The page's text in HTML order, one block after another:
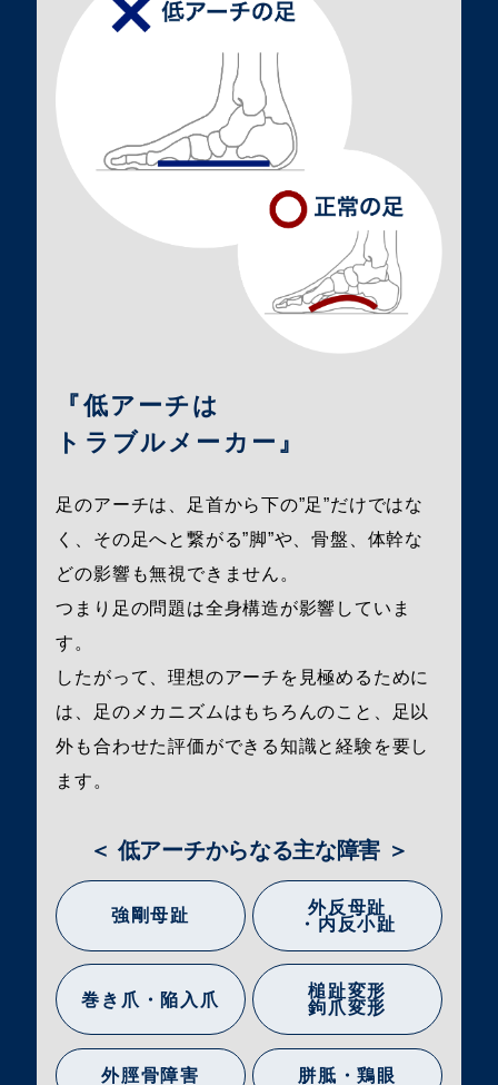
『低アーチは
トラブルメーカー』
足のアーチは、足首から下の”足”だけではな
く、その足へと繋がる”脚”や、骨盤、体幹な
どの影響も無視できません。
つまり足の問題は全身構造が影響していま
す。
したがって、理想のアーチを見極めるために
は、足のメカニズムはもちろんのこと、足以
外も合わせた評価ができる知識と経験を要し
ます。
＜ 低アーチからなる主な障害 ＞
強剛母趾
外反母趾
・内反小趾
巻き爪・陥入爪
槌趾変形
鉤爪変形
外脛骨障害 胼胝・鶏眼